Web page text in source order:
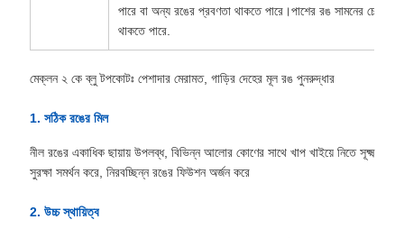
পারে বা অন্য রঙের প্রবণতা থাকতে পারে।পাশের রঙ সামনের চেয়ে
থাকতে পারে.
মেক্লন ২ কে ব্লু টপকোটঃ পেশাদার মেরামত, গাড়ির দেহের মূল রঙ পুনরুদ্ধার
1. সঠিক রঙের মিল
নীল রঙের একাধিক ছায়ায় উপলব্ধ, বিভিন্ন আলোর কোণের সাথে খাপ খাইয়ে নিতে সূক্ষ্ম
সুরক্ষা সমর্থন করে, নিরবচ্ছিন্ন রঙের ফিউশন অর্জন করে
2. উচ্চ স্থায়িত্ব